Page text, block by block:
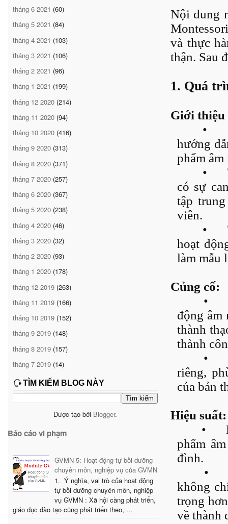
tháng 6 2021 (60)
tháng 5 2021 (84)
tháng 4 2021 (103)
tháng 3 2021 (106)
tháng 2 2021 (96)
tháng 1 2021 (199)
tháng 12 2020 (214)
tháng 11 2020 (94)
tháng 10 2020 (416)
tháng 9 2020 (313)
tháng 8 2020 (371)
tháng 7 2020 (257)
tháng 6 2020 (367)
tháng 5 2020 (238)
tháng 4 2020 (46)
tháng 3 2020 (32)
tháng 2 2020 (93)
tháng 1 2020 (178)
tháng 12 2019 (263)
tháng 11 2019 (166)
tháng 10 2019 (152)
tháng 9 2019 (148)
tháng 8 2019 (157)
tháng 7 2019 (14)
TÌM KIẾM BLOG NÀY
Được tạo bởi Blogger.
Báo cáo vi phạm
GVMN 5: Hoạt động tự bồi dưỡng
chuyên môn, nghiệp vụ của GVMN
1. Ý nghĩa, vai trò của hoạt động
tự bồi dưỡng chuyên môn, nghiệp
vụ GVMN : Xã hội càng phát triển,
giáo dục đào tạo cũng phát triển theo, ...
Nội dung
và thực
thận. Sau
1. Quá
Giới thiệu
•
hướng
phẩm âm
•
có sự
tập
viên.
•
hoạt
làm mẫu
Củng cố:
•
động âm
thành
thành
•
riêng,
của bản
Hiệu suất:
•
phẩm
đình.
•
không
trọng
về thành